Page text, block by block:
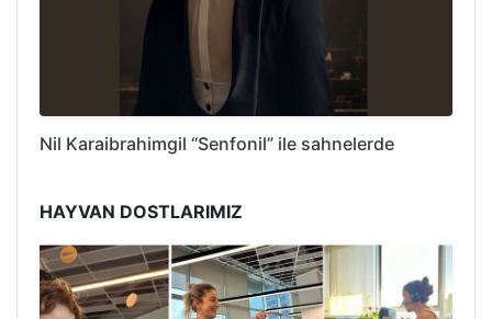
Nil Karaibrahimgil “Senfonil” ile sahnelerde
HAYVAN DOSTLARIMIZ